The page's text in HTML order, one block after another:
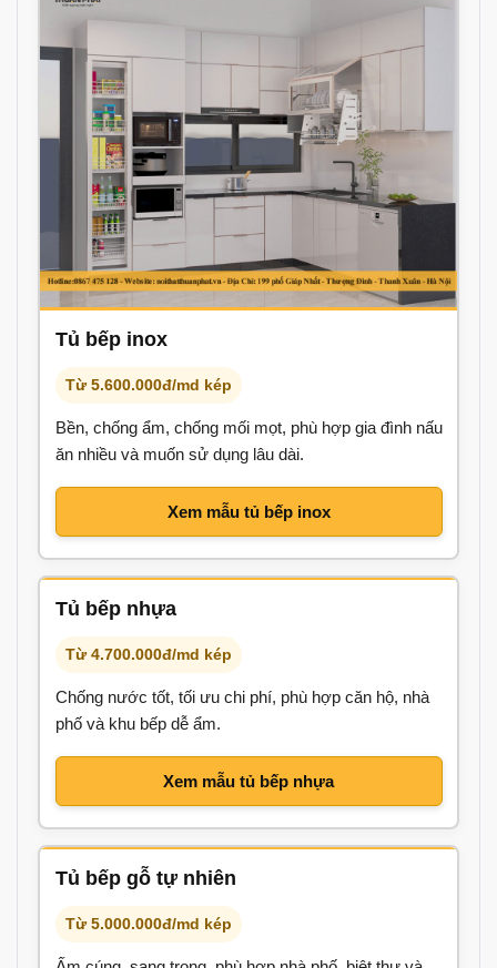
Tủ bếp inox
Từ 5.600.000đ/md kép
Bền, chống ẩm, chống mối mọt, phù hợp gia đình nấu
ăn nhiều và muốn sử dụng lâu dài.
Xem mẫu tủ bếp inox
Tủ bếp nhựa
Từ 4.700.000đ/md kép
Chống nước tốt, tối ưu chi phí, phù hợp căn hộ, nhà
phố và khu bếp dễ ẩm.
Xem mẫu tủ bếp nhựa
Tủ bếp gỗ tự nhiên
Từ 5.000.000đ/md kép